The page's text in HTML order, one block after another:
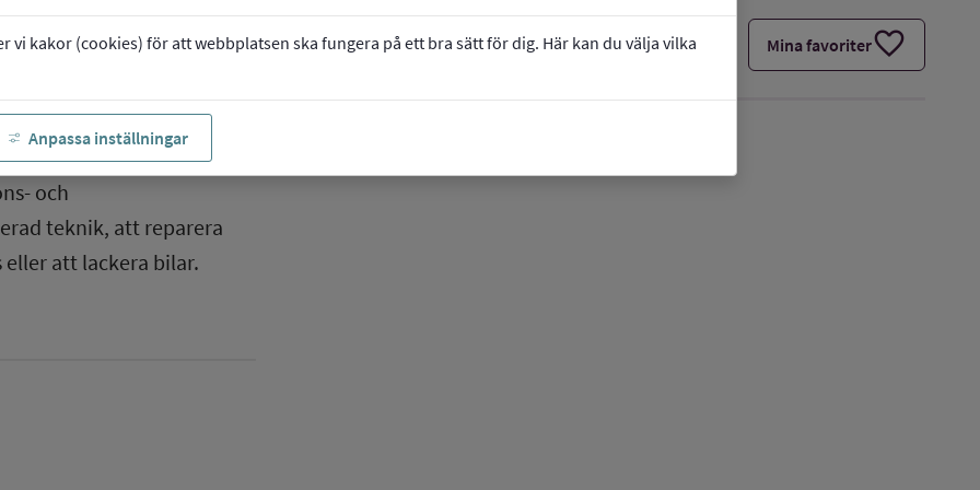
vi kakor (cookies) för att webbplatsen ska fungera på ett bra sätt för dig. Här kan du välja vilka
Anpassa inställningar
Mina favoriterfavorite
och
teknik, att reparera
att lackera bilar.